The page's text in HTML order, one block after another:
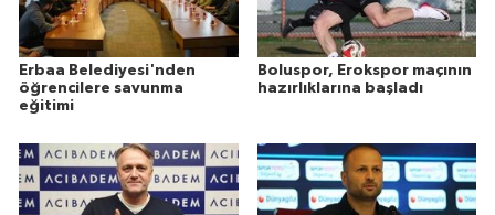
Erbaa Belediyesi'nden
öğrencilere savunma
eğitimi
Boluspor, Erokspor maçının
hazırlıklarına başladı